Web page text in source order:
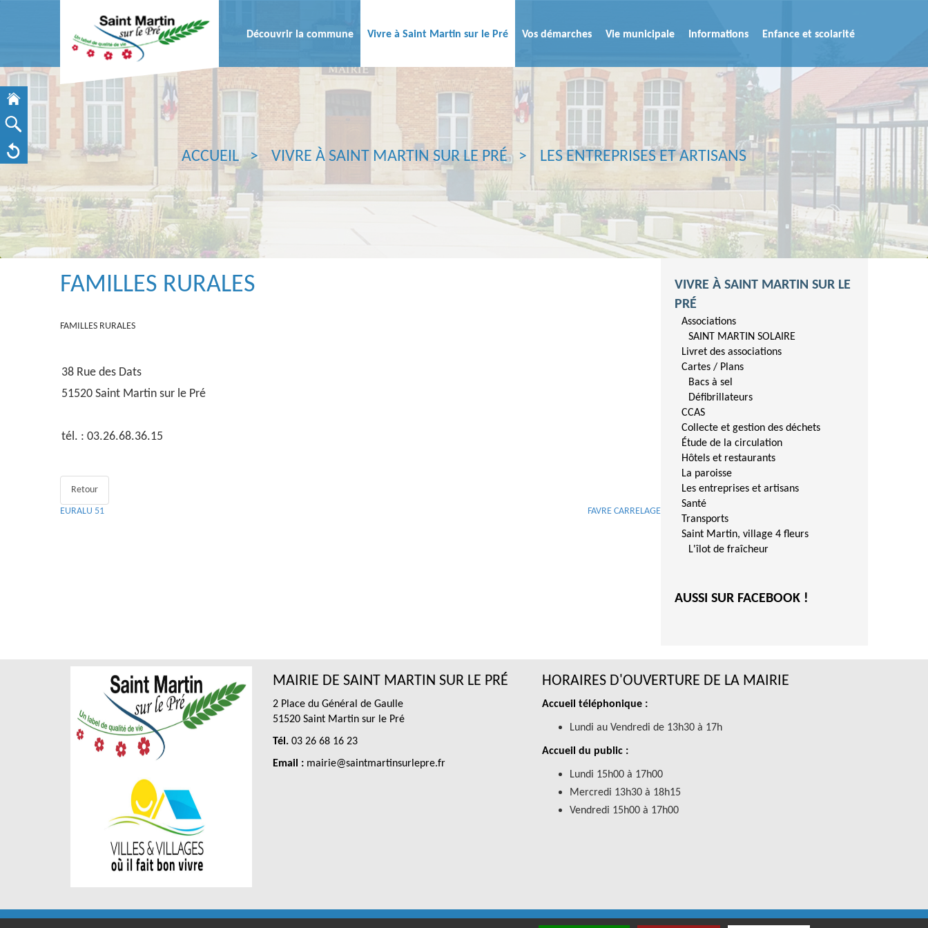
Découvrir la commune Vivre à Saint Martin sur le Pré Vos démarches Vie municipale Informations Enfance et scolarité
ACCUEIL VIVRE À SAINT MARTIN SUR LE PRÉ LES ENTREPRISES ET ARTISANS
FAMILLES RURALES
FAMILLES RURALES
38 Rue des Dats
51520 Saint Martin sur le Pré
tél. : 03.26.68.36.15
Retour
EURALU 51 FAVRE CARRELAGE
VIVRE À SAINT MARTIN SUR LE
PRÉ
Associations
SAINT MARTIN SOLAIRE
Livret des associations
Cartes / Plans
Bacs à sel
Défibrillateurs
CCAS
Collecte et gestion des déchets
Étude de la circulation
Hôtels et restaurants
La paroisse
Les entreprises et artisans
Santé
Transports
Saint Martin, village 4 fleurs
L'îlot de fraîcheur
AUSSI SUR FACEBOOK !
MAIRIE DE SAINT MARTIN SUR LE PRÉ
2 Place du Général de Gaulle
51520 Saint Martin sur le Pré
Tél.03 26 68 16 23
Email :mairie@saintmartinsurlepre.fr
HORAIRES D'OUVERTURE DE LA MAIRIE
Accueil téléphonique :
Lundi au Vendredi de 13h30 à 17h
Accueil du public :
Lundi 15h00 à 17h00
Mercredi 13h30 à 18h15
Vendredi 15h00 à 17h00